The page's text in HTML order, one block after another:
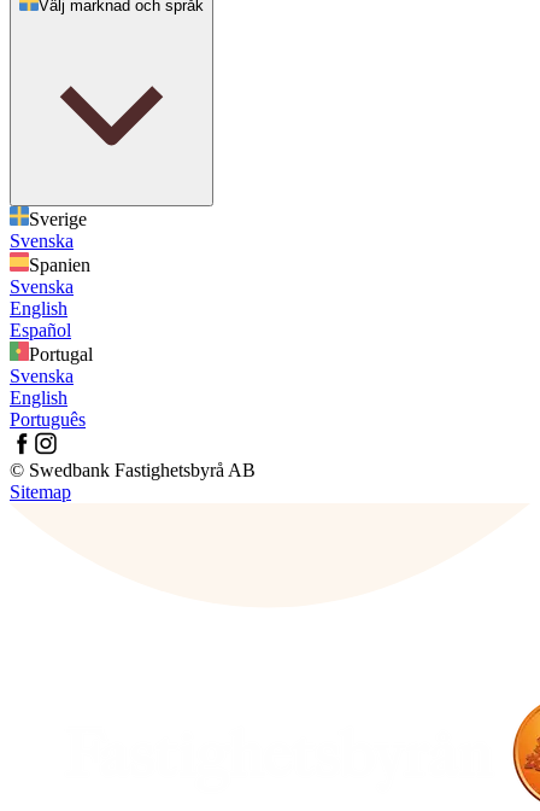
Välj marknad och språk
Sverige
Svenska
Spanien
Svenska
English
Español
Portugal
Svenska
English
Português
© Swedbank Fastighetsbyrå AB
Sitemap